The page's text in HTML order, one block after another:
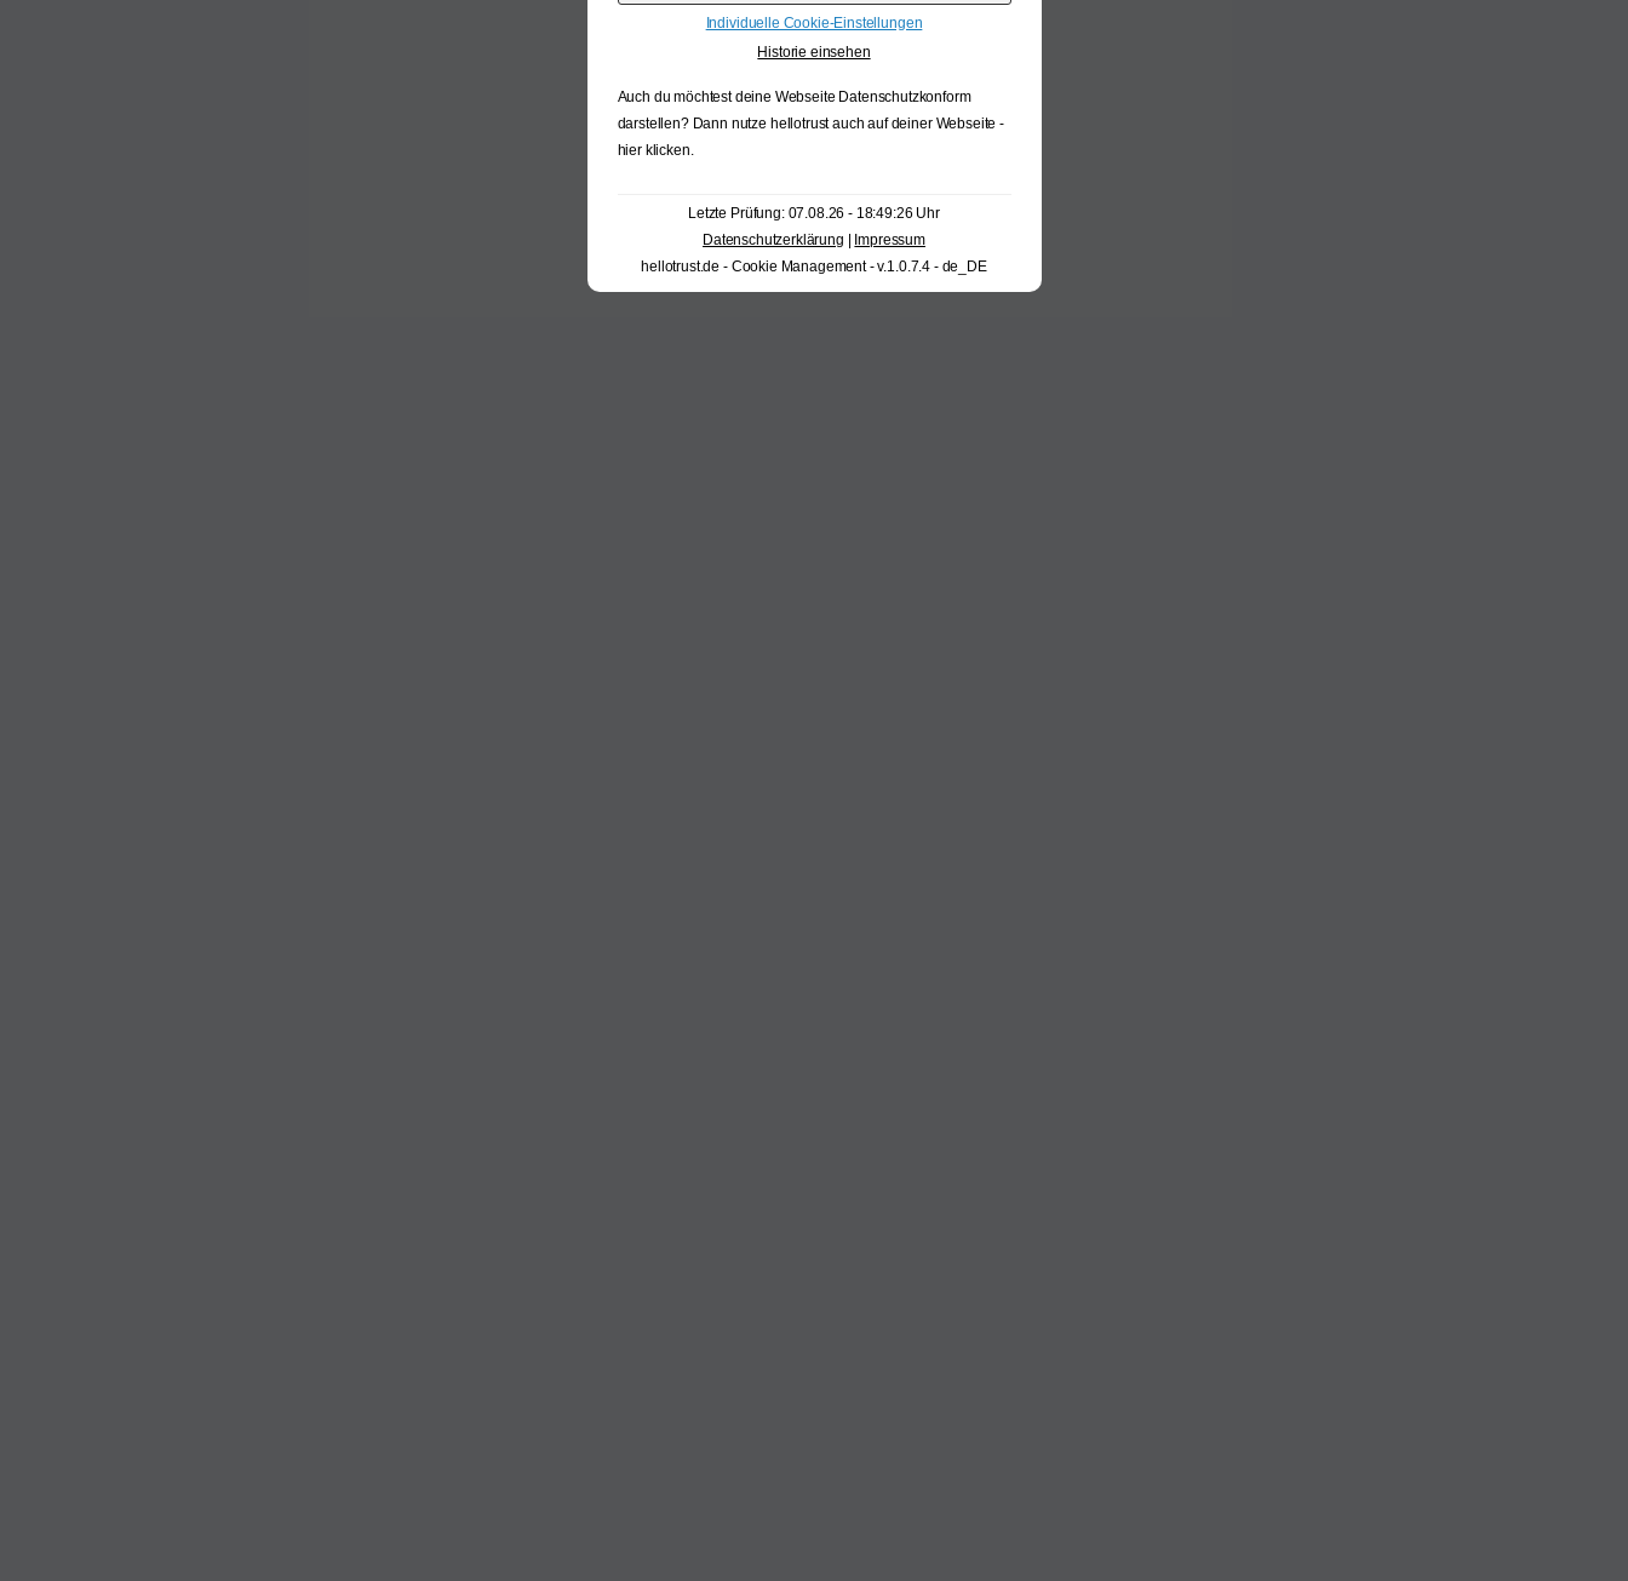
Individuelle Cookie-Einstellungen
Historie einsehen
Auch du möchtest deine Webseite Datenschutzkonform
darstellen? Dann nutze hellotrust auch auf deiner Webseite -
hier klicken.
Letzte Prüfung: 07.08.26 - 18:49:26 Uhr
Datenschutzerklärung
Impressum
hellotrust.de - Cookie Management - v.1.0.7.4 - de_DE